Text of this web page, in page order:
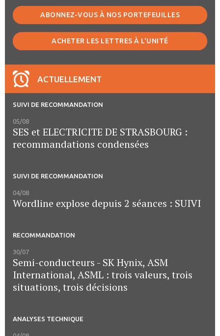
ABONNEZ-VOUS À NOS PORTEFEUILLES
ACHETER LES LETTRES À L'UNITÉ
ACTUELLEMENT
SUIVI DE RECOMMANDATION
05/08
SES et ELECTRICITE DE STRASBOURG :
recommandations condensées
SUIVI DE RECOMMANDATION
04/08
Wordline explose depuis 2 séances : SUIVI
RECOMMANDATION
30/07
Semi-conducteurs - SK Hynix, ASM
International, ASML : trois valeurs, trois
situations, trois décisions
ANALYSES TECHNIQUE